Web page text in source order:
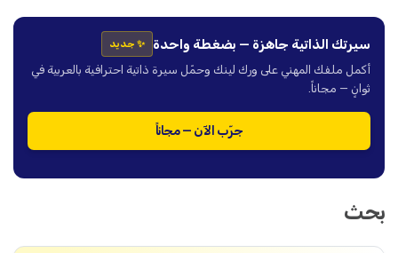
سيرتك الذاتية جاهزة — بضغطة واحدة ✨ جديد
أكمل ملفك المهني على ورك لينك وحمّل سيرة ذاتية احترافية بالعربية في
ثوانٍ — مجاناً.
جرّب الآن — مجاناً
بحث